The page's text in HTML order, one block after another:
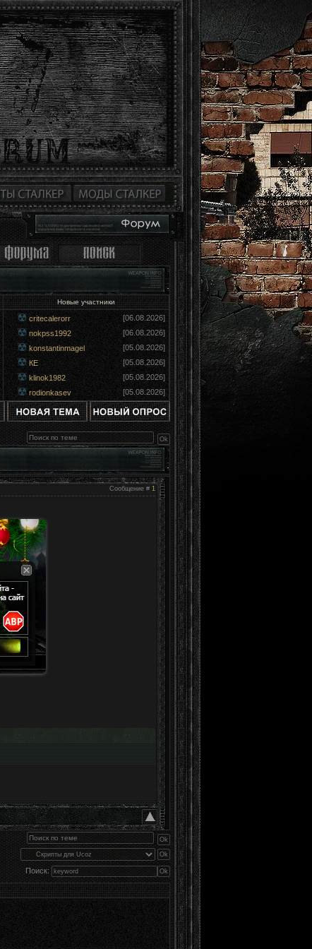
Новые участники
critecalerorr
[06.08.2026]
nokpss1992
[06.08.2026]
konstantinmagel
[05.08.2026]
КЕ
[05.08.2026]
klinok1982
[05.08.2026]
rodionkasev
[05.08.2026]
Сообщение # 1
Поиск: